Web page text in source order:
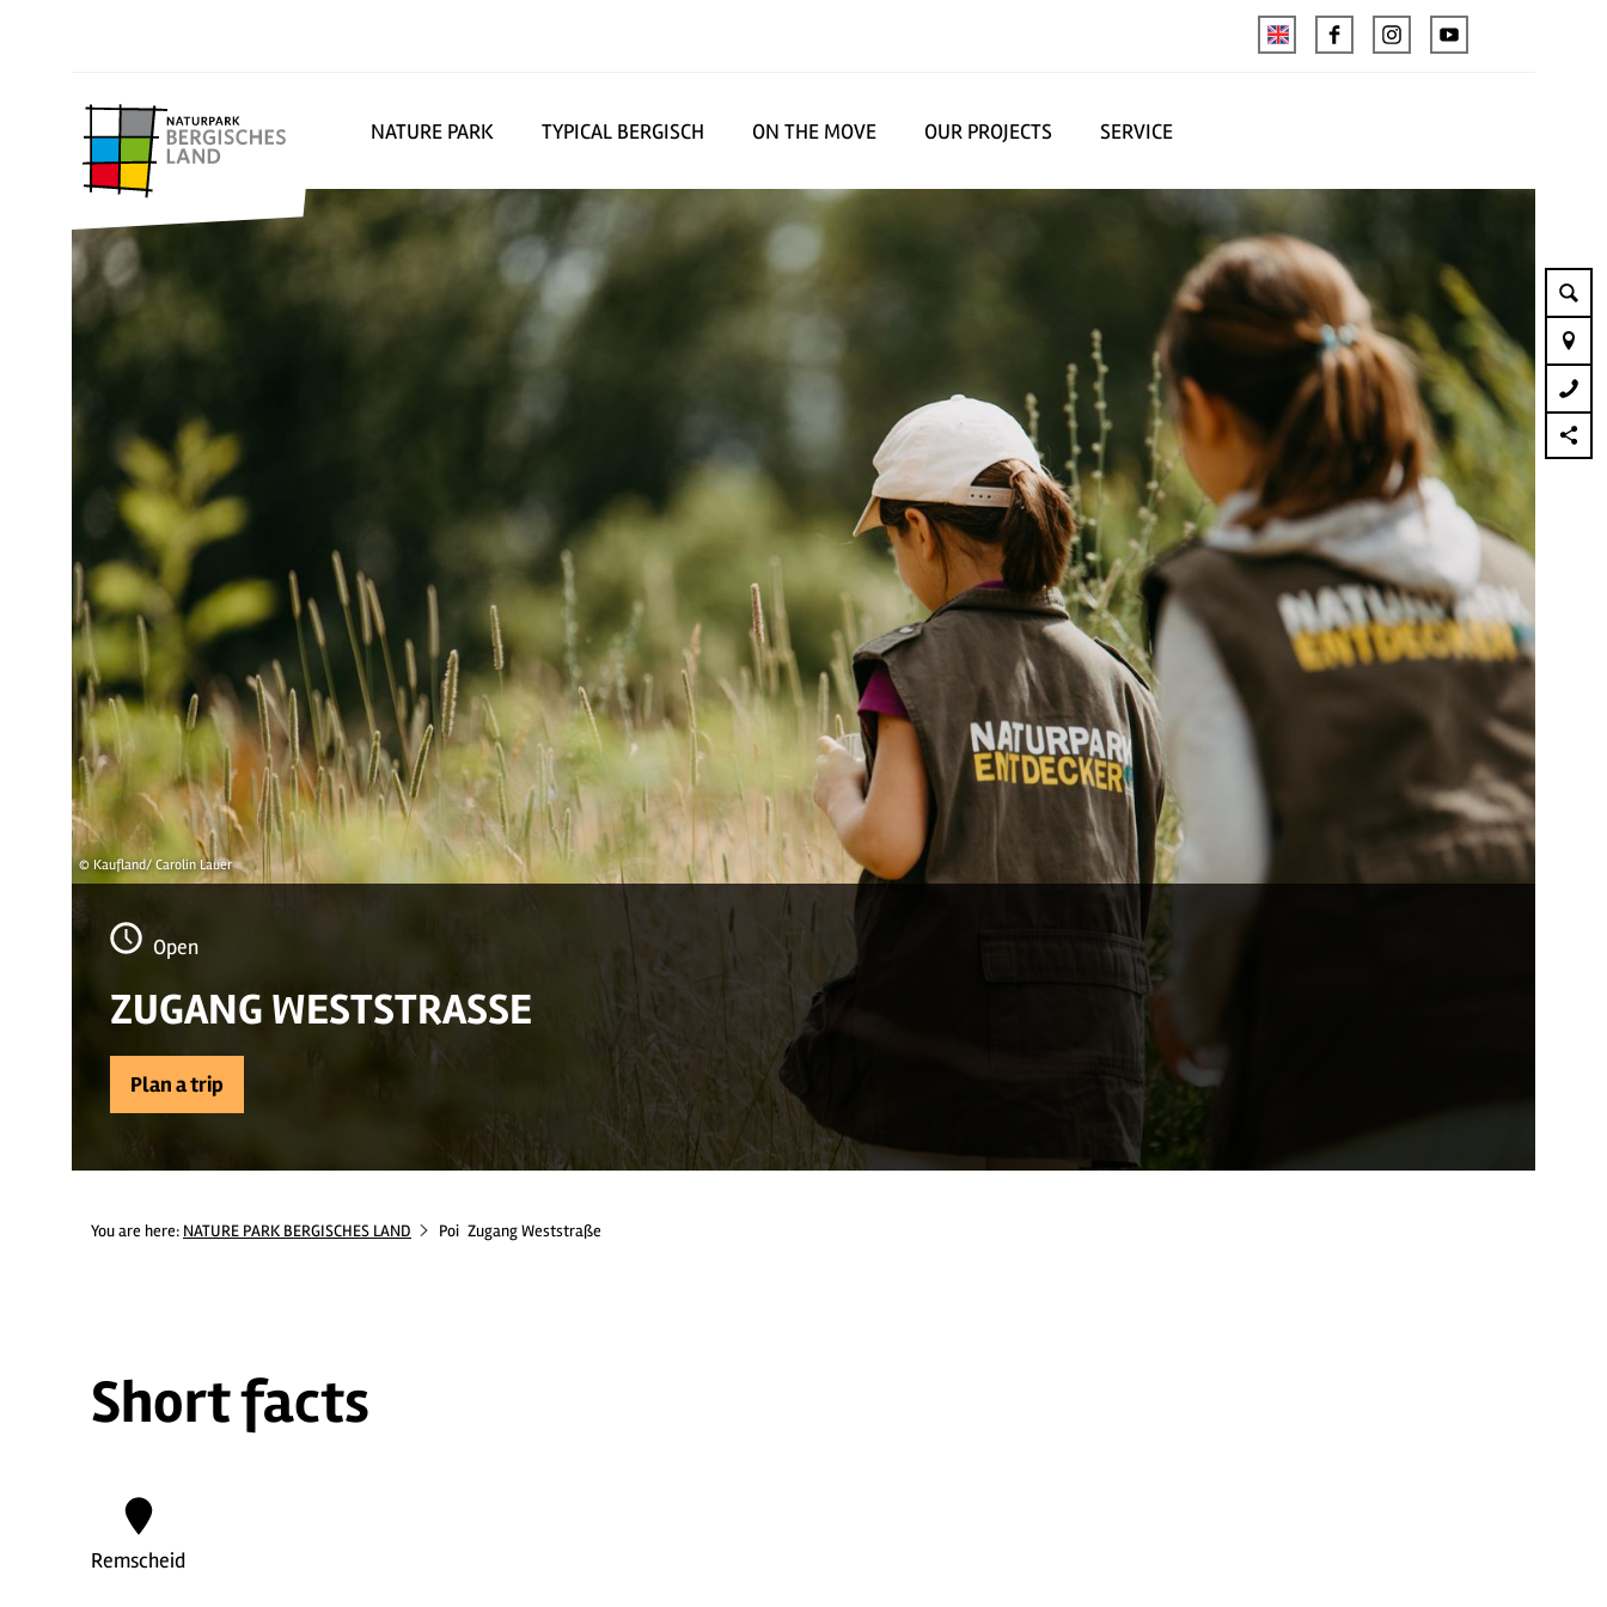
NATURE PARK TYPICAL BERGISCH ON THE MOVE OUR PROJECTS SERVICE
© Kaufland/ Carolin Lauer
Open
ZUGANG WESTSTRASSE
Plan a trip
You are here: NATURE PARK BERGISCHES LAND Poi Zugang Weststraße
Short facts
Remscheid